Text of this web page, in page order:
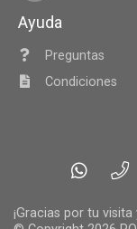
Ayuda
Preguntas
Condiciones
¡Gracias por tu